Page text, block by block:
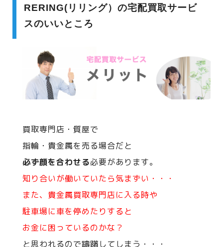
RERING(リリング）の宅配買取サービ
スのいいところ
買取専門店・質屋で
指輪・貴金属を売る場合だと
必ず顔を合わせる必要があります。
知り合いが働いていたら気まずい・・・
また、貴金属買取専門店に入る時や
駐車場に車を停めたりすると
お金に困っているのかな？
と思われるので躊躇してしまう・・・